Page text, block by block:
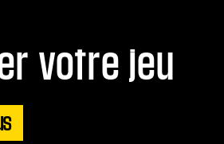
votre jeu